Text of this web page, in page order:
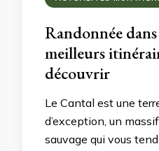
Randonnée
meilleurs
découvrir
Le Cantal est une
d’exception, un
sauvage qui vous